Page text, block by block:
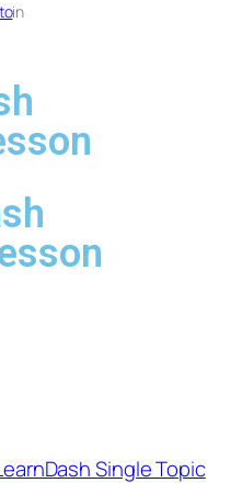
in
Single Topic